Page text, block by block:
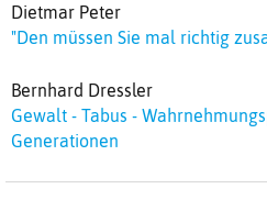
Dietmar Peter
"Den müssen Sie mal richtig
Bernhard Dressler
Gewalt - Tabus -
Generationen